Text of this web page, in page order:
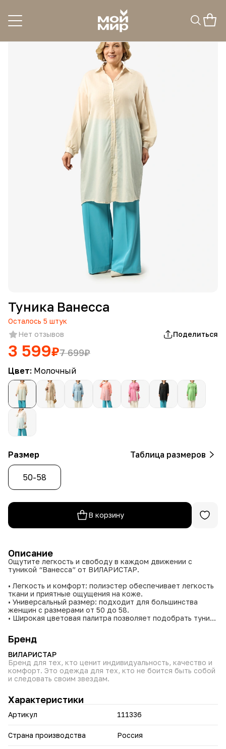
Туника Ванесса
Осталось 5 штук
Нет отзывов
Поделиться
3 599₽7 699₽
Цвет: Молочный
Размер Таблица размеров
50-58
В корзину
Описание
Ощутите легкость и свободу в каждом движении с
туникой “Ванесса” от ВИЛАРИСТАР.
• Легкость и комфорт: полиэстер обеспечивает легкость
ткани и приятные ощущения на коже.
• Универсальный размер: подходит для большинства
женщин с размерами от 50 до 58.
• Широкая цветовая палитра позволяет подобрать тунику
• Легкость в уходе: полиэстер не мнется, легко
стирается и быстро сохнет.
• Туника легко сочетается с леггинсами, джинсами,
брюками, шортами, а также может носиться как
самостоятельное платье.
Эта воздушная и стильная туника российского
гардероба, идеально подходящим для создания
расслабленных и женственных образов.
Бренд
ВИЛАРИСТАР
Бренд для тех, кто ценит индивидуальность, качество и
комфорт. Это одежда для тех, кто не боится быть собой
и следовать своим звездам.
Характеристики
Артикул 111336
Страна производства Россия